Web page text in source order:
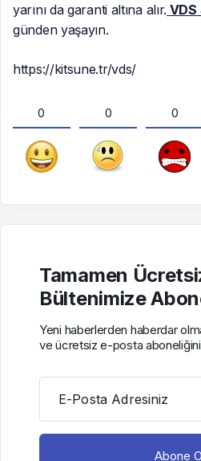
yarını da garanti altına alır. VDS
günden yaşayın.
https://kitsune.tr/vds/
0 0 0
Tamamen
Bültenimize
Yeni haberlerden haberdar
ve ücretsiz e-posta
E-Posta Adresiniz